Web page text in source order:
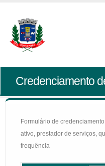
Credenciamento
Formulário de
ativo, prestador de serviços,
frequência